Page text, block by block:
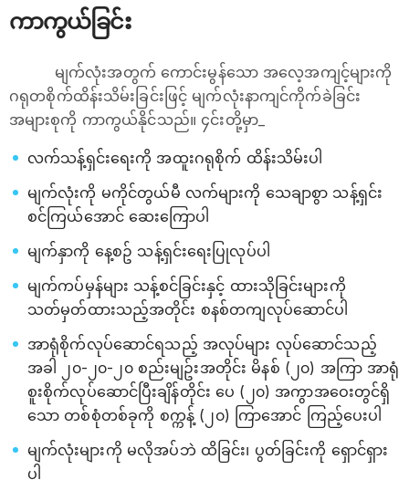
ကာကွယ်ခြင်း
မျက်လုံးအတွက် ကောင်းမွန်သော အလေ့အကျင့်များကို
ဂရုတစိုက်ထိန်းသိမ်းခြင်းဖြင့် မျက်လုံးနာကျင်ကိုက်ခဲခြင်း
အများစုကို ကာကွယ်နိုင်သည်။ ၄င်းတို့မှာ_
လက်သန့်ရှင်းရေးကို အထူးဂရုစိုက် ထိန်းသိမ်းပါ
မျက်လုံးကို မကိုင်တွယ်မီ လက်များကို သေချာစွာ သန့်ရှင်း
စင်ကြယ်အောင် ဆေးကြောပါ
မျက်နှာကို နေ့စဥ် သန့်ရှင်းရေးပြုလုပ်ပါ
မျက်ကပ်မှန်များ သန့်စင်ခြင်းနှင့် ထားသိုခြင်းများကို
သတ်မှတ်ထားသည့်အတိုင်း စနစ်တကျလုပ်ဆောင်ပါ
အာရုံစိုက်လုပ်ဆောင်ရသည့် အလုပ်များ လုပ်ဆောင်သည့်
အခါ ၂၀-၂၀-၂၀ စည်းမျဥ်းအတိုင်း မိနစ် (၂၀) အကြာ အာရုံ
စူးစိုက်လုပ်ဆောင်ပြီးချိန်တိုင်း ပေ (၂၀) အကွာအဝေးတွင်ရှိ
သော တစ်စုံတစ်ခုကို စက္ကန့် (၂၀) ကြာအောင် ကြည့်ပေးပါ
မျက်လုံးများကို မလိုအပ်ဘဲ ထိခြင်း၊ ပွတ်ခြင်းကို ရှောင်ရှား
ပါ